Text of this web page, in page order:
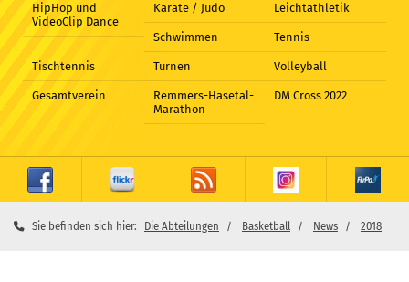
HipHop und
VideoClip Dance
Karate / Judo Leichtathletik
Schwimmen Tennis
Tischtennis Turnen Volleyball
Gesamtverein
Remmers-Hasetal-
Marathon
DM Cross 2022
Sie befinden sich hier: Die Abteilungen Basketball News 2018